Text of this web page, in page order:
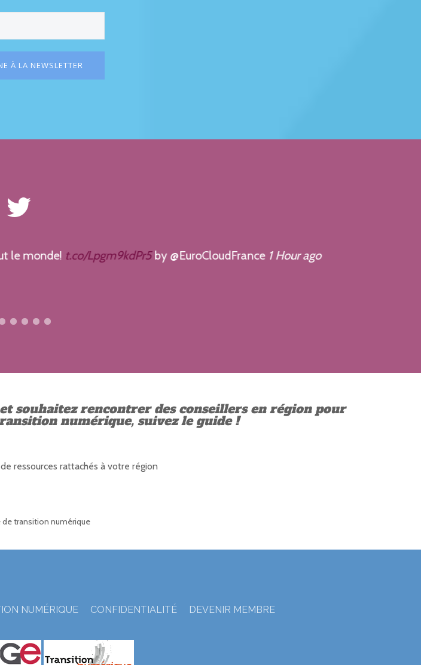
monde!t.co/Lpgm9kdPr5by @EuroCloudFrance 1 Hour ago
souhaitez rencontrer des conseillers en région pour
numérique, suivez le guide !
ressources rattachés à votre région
de transition numérique
NUMÉRIQUE CONFIDENTIALITÉ DEVENIR MEMBRE